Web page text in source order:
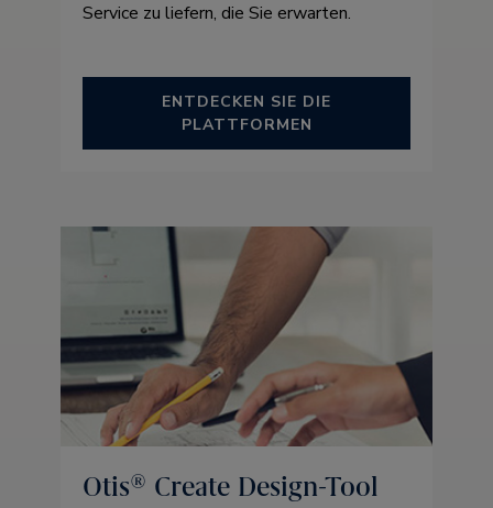
Service zu liefern, die Sie erwarten.
ENTDECKEN SIE DIE
PLATTFORMEN
Otis® Create Design-Tool